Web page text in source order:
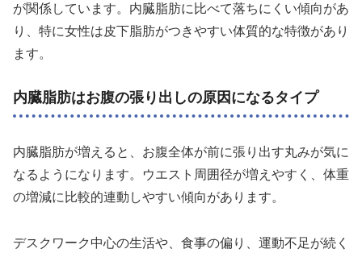
が関係しています。内臓脂肪に比べて落ちにくい傾向があ
り、特に女性は皮下脂肪がつきやすい体質的な特徴があり
ます。
内臓脂肪はお腹の張り出しの原因になるタイプ
内臓脂肪が増えると、お腹全体が前に張り出す丸みが気に
なるようになります。ウエスト周囲径が増えやすく、体重
の増減に比較的連動しやすい傾向があります。
デスクワーク中心の生活や、食事の偏り、運動不足が続く